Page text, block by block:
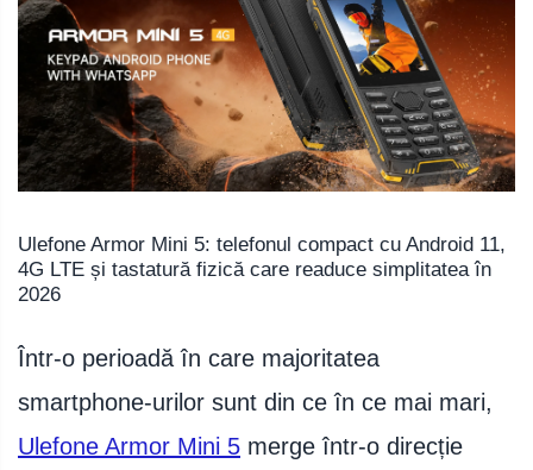
Telefoane mobile Ulefone
Telefoane mobile Unihertz
Telefoane mobile Cubot
Telefoane mobile Blackview
Telefoane mobile OSCAL
Telefoane mobile Fossibot
Telefoane mobile Samsung
Telefoane mobile iSEN
Telefoane mobile HUAWEI
Telefoane mobile Xiaomi
Telefoane mobile AGM
Ulefone Armor Mini 5: telefonul compact cu Android 11,
4G LTE și tastatură fizică care readuce simplitatea în
2026
Într-o perioadă în care majoritatea
smartphone-urilor sunt din ce în ce mai mari,
Ulefone Armor Mini 5 merge într-o direcție